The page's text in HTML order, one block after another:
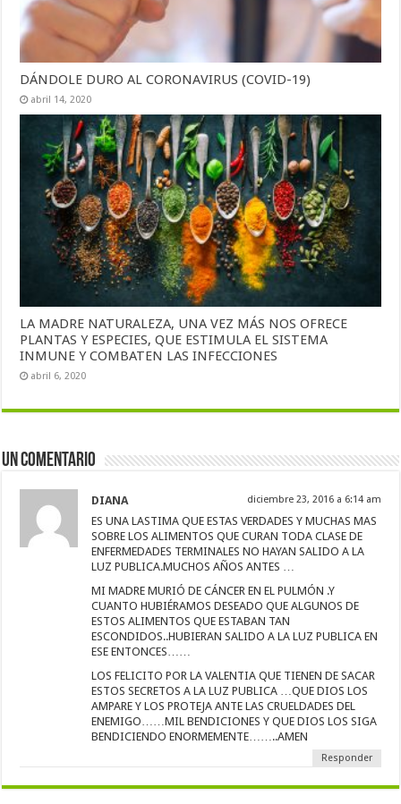
DÁNDOLE DURO AL CORONAVIRUS (COVID-19)
abril 14, 2020
LA MADRE NATURALEZA, UNA VEZ MÁS NOS OFRECE
PLANTAS Y ESPECIES, QUE ESTIMULA EL SISTEMA
INMUNE Y COMBATEN LAS INFECCIONES
abril 6, 2020
Un comentario
DIANA diciembre 23, 2016 a 6:14 am
ES UNA LASTIMA QUE ESTAS VERDADES Y MUCHAS MAS
SOBRE LOS ALIMENTOS QUE CURAN TODA CLASE DE
ENFERMEDADES TERMINALES NO HAYAN SALIDO A LA
LUZ PUBLICA.MUCHOS AÑOS ANTES …
MI MADRE MURIÓ DE CÁNCER EN EL PULMÓN .Y
CUANTO HUBIÉRAMOS DESEADO QUE ALGUNOS DE
ESTOS ALIMENTOS QUE ESTABAN TAN
ESCONDIDOS..HUBIERAN SALIDO A LA LUZ PUBLICA EN
ESE ENTONCES……
LOS FELICITO POR LA VALENTIA QUE TIENEN DE SACAR
ESTOS SECRETOS A LA LUZ PUBLICA …QUE DIOS LOS
AMPARE Y LOS PROTEJA ANTE LAS CRUELDADES DEL
ENEMIGO……MIL BENDICIONES Y QUE DIOS LOS SIGA
BENDICIENDO ENORMEMENTE……..AMEN
Responder